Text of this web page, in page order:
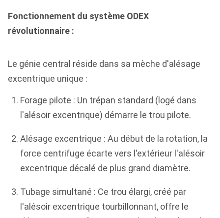
Fonctionnement du système ODEX
révolutionnaire :
Le génie central réside dans sa mèche d'alésage
excentrique unique :
Forage pilote : Un trépan standard (logé dans
l'alésoir excentrique) démarre le trou pilote.
Alésage excentrique : Au début de la rotation, la
force centrifuge écarte vers l'extérieur l'alésoir
excentrique décalé de plus grand diamètre.
Tubage simultané : Ce trou élargi, créé par
l'alésoir excentrique tourbillonnant, offre le